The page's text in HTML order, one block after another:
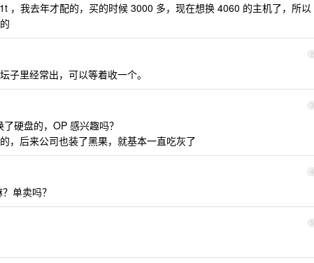
，我去年才配的，买的时候 3000 多，现在想换 4060 的主机了，所以
2
子里经常出，可以等着收一个。
3
硬盘的，OP 感兴趣吗？
，后来公司也装了黑果，就基本一直吃灰了
4
单卖吗？
5